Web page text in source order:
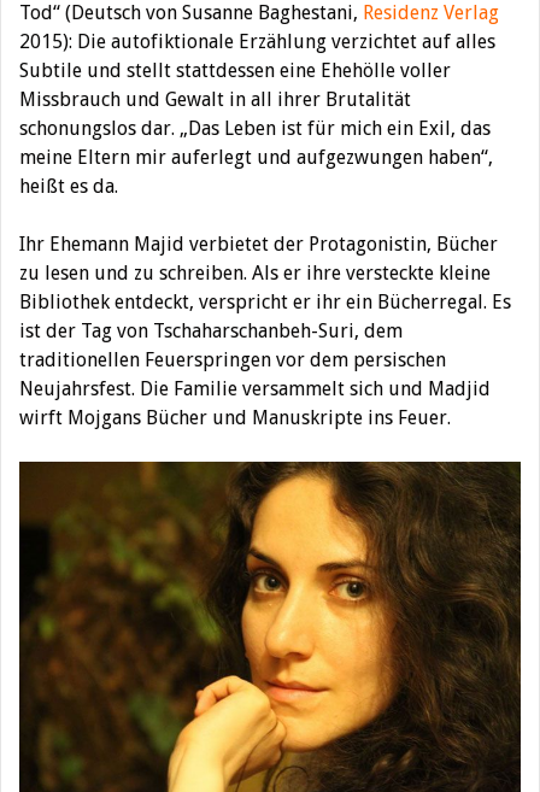
Tod“ (Deutsch von Susanne Baghestani, Residenz Verlag
2015): Die autofiktionale Erzählung verzichtet auf alles
Subtile und stellt stattdessen eine Ehehölle voller
Missbrauch und Gewalt in all ihrer Brutalität
schonungslos dar. „Das Leben ist für mich ein Exil, das
meine Eltern mir auferlegt und aufgezwungen haben“,
heißt es da.
Ihr Ehemann Majid verbietet der Protagonistin, Bücher
zu lesen und zu schreiben. Als er ihre versteckte kleine
Bibliothek entdeckt, verspricht er ihr ein Bücherregal. Es
ist der Tag von Tschaharschanbeh-Suri, dem
traditionellen Feuerspringen vor dem persischen
Neujahrsfest. Die Familie versammelt sich und Madjid
wirft Mojgans Bücher und Manuskripte ins Feuer.